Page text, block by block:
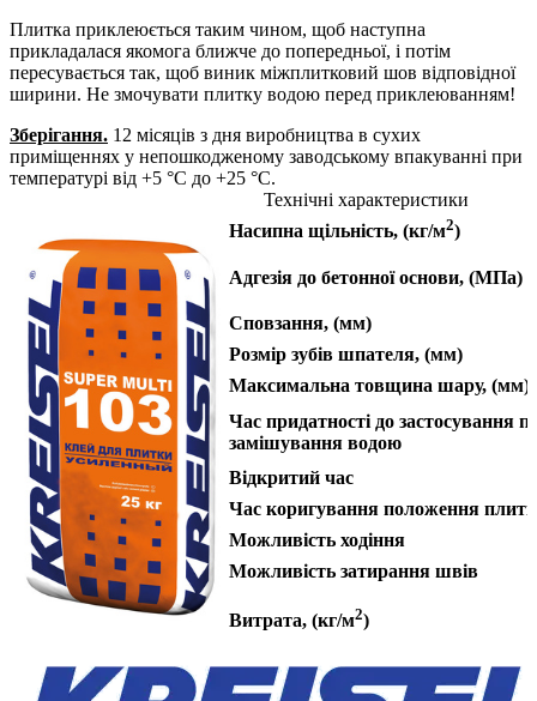
Плитка приклеюється таким чином, щоб наступна
прикладалася якомога ближче до попередньої, і потім
пересувається так, щоб виник міжплитковий шов відповідної
ширини. Не змочувати плитку водою перед приклеюванням!
Зберігання. 12 місяців з дня виробництва в сухих
приміщеннях у непошкодженому заводському впакуванні при
температурі від +5 °С до +25 °С.
Технічні характеристики
Насипна щільність, (кг/м2)
Адгезія до бетонної основи, (МПа)
Сповзання, (мм)
Розмір зубів шпателя, (мм)
Максимальна товщина шару, (мм)
Час придатності до застосування
замішування водою
Відкритий час
Час коригування положення
Можливість ходіння
Можливість затирання швів
Витрата, (кг/м2)